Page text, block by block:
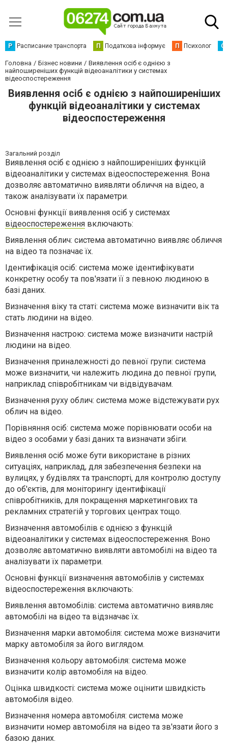
Р Расписание транспорта П Податкова інформує П Психолог С
Головна Бізнес новини
Виявлення осіб є однією з
найпоширеніших функцій відеоаналітики у системах
відеоспостереження
Виявлення осіб є однією з найпоширеніших
функцій відеоаналітики у системах
відеоспостереження
Загальний розділ
Виявлення осіб є однією з найпоширеніших функцій
відеоаналітики у системах відеоспостереження. Вона
дозволяє автоматично виявляти обличчя на відео, а
також аналізувати їх параметри.
Основні функції виявлення осіб у системах
відеоспостереження включають:
Виявлення облич: система автоматично виявляє обличчя
на відео та позначає їх.
Ідентифікація осіб: система може ідентифікувати
конкретну особу та пов'язати її з певною людиною в
базі даних.
Визначення віку та статі: система може визначити вік та
стать людини на відео.
Визначення настрою: система може визначити настрій
людини на відео.
Визначення приналежності до певної групи: система
може визначити, чи належить людина до певної групи,
наприклад співробітникам чи відвідувачам.
Визначення руху облич: система може відстежувати рух
облич на відео.
Порівняння осіб: система може порівнювати особи на
відео з особами у базі даних та визначати збіги.
Виявлення осіб може бути використане в різних
ситуаціях, наприклад, для забезпечення безпеки на
вулицях, у будівлях та транспорті, для контролю доступу
до об'єктів, для моніторингу ідентифікації
співробітників, для покращення маркетингових та
рекламних стратегій у торгових центрах тощо.
Визначення автомобілів є однією з функцій
відеоаналітики у системах відеоспостереження. Воно
дозволяє автоматично виявляти автомобілі на відео та
аналізувати їх параметри.
Основні функції визначення автомобілів у системах
відеоспостереження включають:
Виявлення автомобілів: система автоматично виявляє
автомобілі на відео та відзначає їх.
Визначення марки автомобіля: система може визначити
марку автомобіля за його виглядом.
Визначення кольору автомобіля: система може
визначити колір автомобіля на відео.
Оцінка швидкості: система може оцінити швидкість
автомобіля відео.
Визначення номера автомобіля: система може
визначити номер автомобіля на відео та зв'язати його з
базою даних.